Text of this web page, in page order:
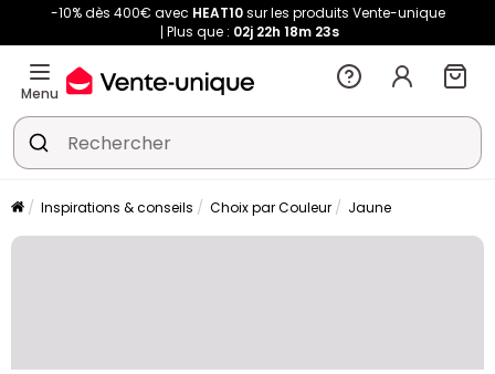
-10% dès 400€ avec HEAT10sur les produits Vente-unique
Plus que : 02j 22h 18m 22s
Menu
Inspirations & conseils Choix par Couleur Jaune